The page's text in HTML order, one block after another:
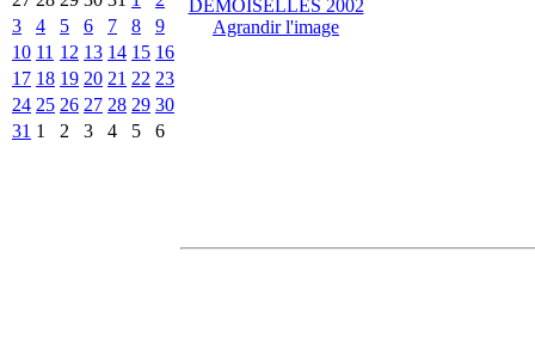
3
4 5 6 7 8
9
10 11 12 13 14 15 16
17 18 19 20 21 22 23
24 25 26 27 28 29 30
31 1 2 3 4 5 6
Agrandir l'image